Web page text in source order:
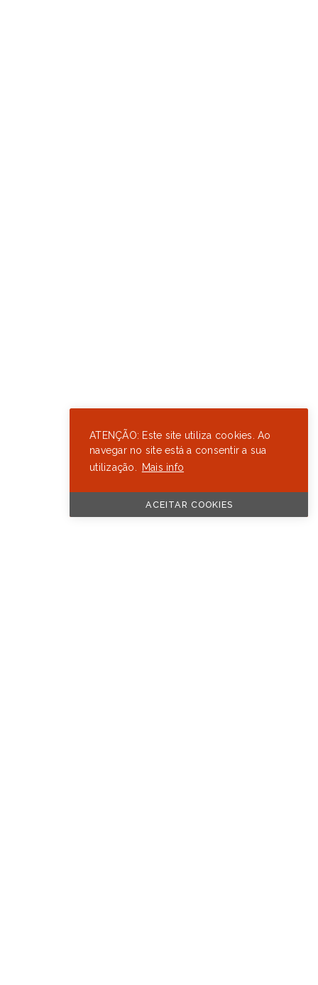
ATENÇÃO: Este site utiliza cookies. Ao
navegar no site está a consentir a sua
utilização.
Mais info
ACEITAR COOKIES